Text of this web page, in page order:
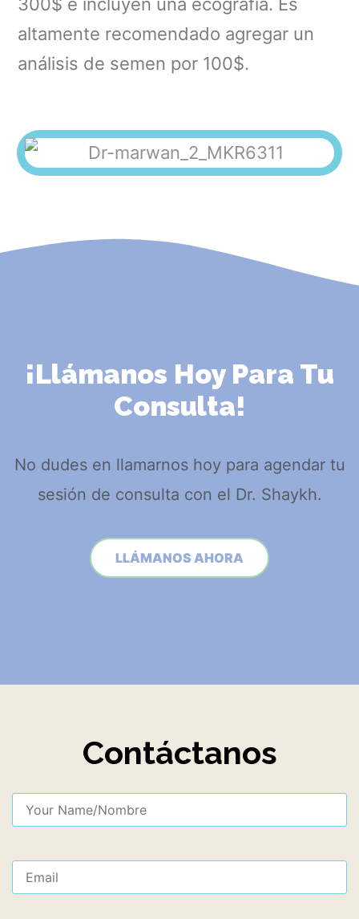
altamente recomendado agregar un
análisis de semen por 100$.
¡Llámanos Hoy Para Tu
Consulta!
No dudes en llamarnos hoy para agendar tu
sesión de consulta con el Dr. Shaykh.
LLÁMANOS AHORA
Contáctanos